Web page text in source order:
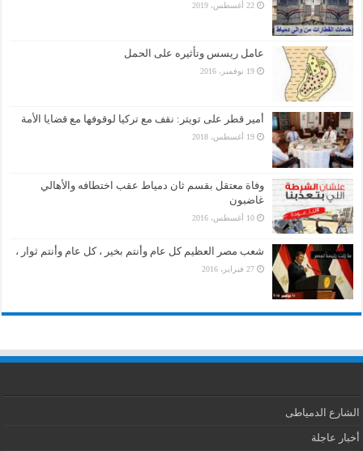
22 أغسطس، 2019
عامل ريسس وتأثيره على الحمل
19 نوفمبر، 2016
أمير قطر على تويتر: نقف مع تركيا لوقوفها مع قضايا الأمة
19 أغسطس، 2018
وفاة معتقل بقسم ثان دمياط عقب اختطافه والأهالي
غاضبون
10 أغسطس، 2016
شعب مصر العظيم كل عام وأنتم بخير ، كل عام وأنتم ثوار ،
27 فبراير، 2016
الشارع الدمياطى
أخبار عاجلة